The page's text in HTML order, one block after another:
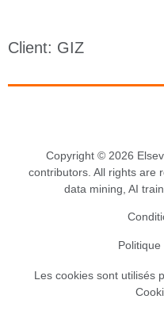
Client: GIZ
Copyright © 2026
contributors. All rights are
data mining, AI
Les cookies sont utilisés